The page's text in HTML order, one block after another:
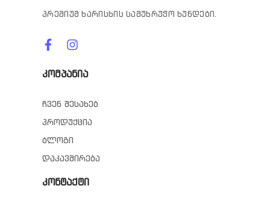
პრემიუმ ხარისხის სამუხრუჭო ხუნდები.
კომპანია
ჩვენ შესახებ
პროდუქცია
ბლოგი
დაკავშირება
კონტაქტი